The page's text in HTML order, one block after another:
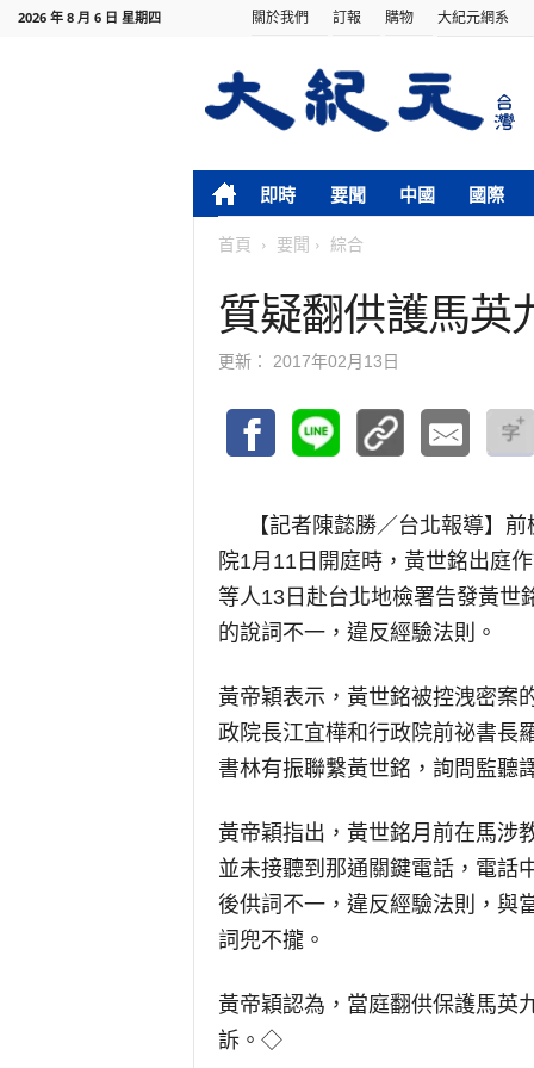
2026 年 8 月 6 日 星期四 關於我們 訂報 購物 大紀元網系
即時 要聞 中國 國際
首頁 要聞 綜合
質疑翻供護馬英
更新： 2017年02月13日
【記者陳懿勝／台北報導】 前
院1月11日開庭時，黃世銘出庭
等人13日赴台北地檢署告發黃世
的說詞不一，違反經驗法則。
黃帝穎表示，黃世銘被控洩密案
政院長江宜樺和行政院前祕書長
書林有振聯繫黃世銘，詢問監聽
黃帝穎指出，黃世銘月前在馬涉
並未接聽到那通關鍵電話，電話
後供詞不一，違反經驗法則，與
詞兜不攏。
黃帝穎認為，當庭翻供保護馬英
訴。◇